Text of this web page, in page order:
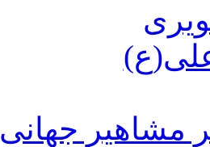
مشاهیر جهانی